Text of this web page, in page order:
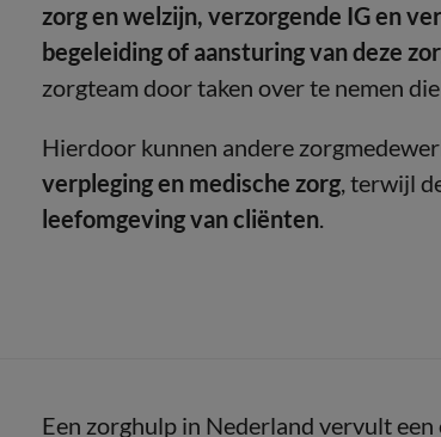
zorg en welzijn, verzorgende IG en
begeleiding of aansturing van deze
zorgteam door taken over te nemen
Hierdoor kunnen andere
verpleging en medische zorg, terwijl
leefomgeving van cliënten.
Een zorghulp in Nederland vervult